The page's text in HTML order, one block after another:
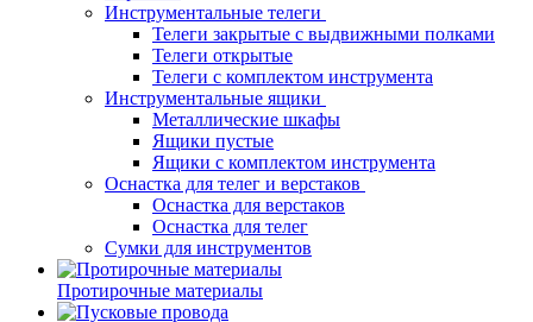
Инструментальные телеги
Телеги закрытые с выдвижными полками
Телеги открытые
Телеги с комплектом инструмента
Инструментальные ящики
Металлические шкафы
Ящики пустые
Ящики с комплектом инструмента
Оснастка для телег и верстаков
Оснастка для верстаков
Оснастка для телег
Сумки для инструментов
Протирочные материалы